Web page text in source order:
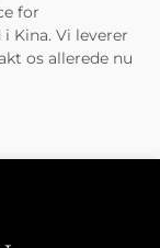
for
Kina. Vi leverer
os allerede nu